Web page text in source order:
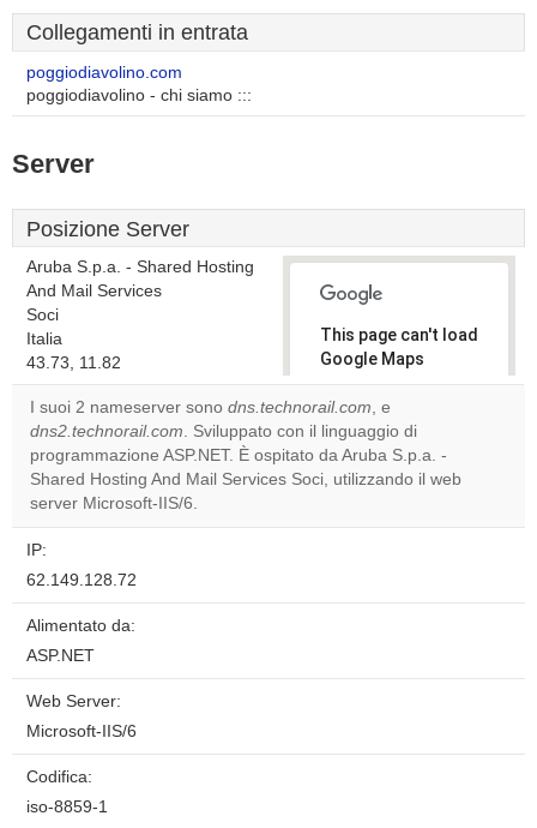
Collegamenti in entrata
poggiodiavolino.com
poggiodiavolino - chi siamo :::
Server
Posizione Server
Aruba S.p.a. - Shared Hosting
And Mail Services
Soci
Italia
43.73, 11.82
This page can't load
Google Maps
correctly.
Do you
own this
website?
I suoi 2 nameserver sono dns.technorail.com, e
dns2.technorail.com. Sviluppato con il linguaggio di
programmazione ASP.NET. È ospitato da Aruba S.p.a. -
Shared Hosting And Mail Services Soci, utilizzando il web
server Microsoft-IIS/6.
IP:
62.149.128.72
Alimentato da:
ASP.NET
Web Server:
Microsoft-IIS/6
Codifica:
iso-8859-1